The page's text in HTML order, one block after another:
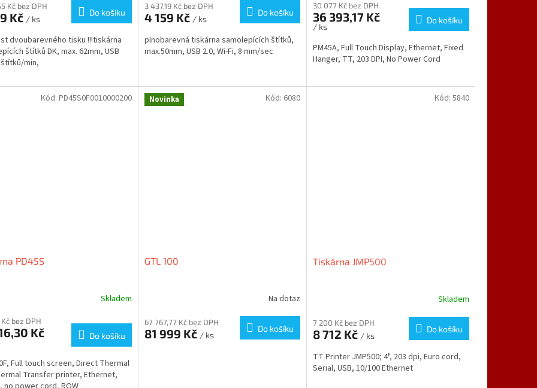
Kč bez DPH
Kč / ks
Do košíku
dvoubarevného tisku !!!tiskárna
štítků DK, max. 62mm, USB
štítků/min,
3 437,19 Kč bez DPH
4 159 Kč / ks
Do košíku
plnobarevná tiskárna samolepících štítků,
max.50mm, USB 2.0, Wi-Fi, 8 mm/sec
30 077 Kč bez DPH
36 393,17 Kč
/ ks
Do košíku
PM45A, Full Touch Display, Ethernet, Fixed
Hanger, TT, 203 DPI, No Power Cord
PD45S
Skladem
bez DPH
Kč Do košíku
Full touch screen, Direct Thermal
Transfer printer, Ethernet,
Kód: PD45S0F0010000200 Novinka
GTL 100
Na dotaz
67 767,77 Kč bez DPH
81 999 Kč / ks
Do košíku
Kód: 6080
Tiskárna JMP500
Skladem
7 200 Kč bez DPH
8 712 Kč / ks
Do košíku
TT Printer JMP500; 4", 203 dpi, Euro cord,
Serial, USB, 10/100 Ethernet
Kód: 5840